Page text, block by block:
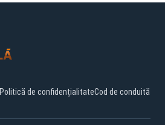
Politică de confidențialitateCod de conduită